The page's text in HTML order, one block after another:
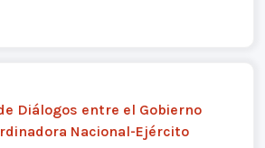
Diálogos entre el Gobierno
Nacional-Ejército